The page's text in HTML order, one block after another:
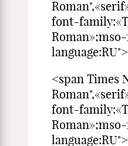
font-
<span Times
font-
language:RU">